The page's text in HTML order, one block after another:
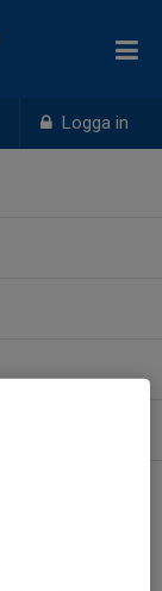
Logga in